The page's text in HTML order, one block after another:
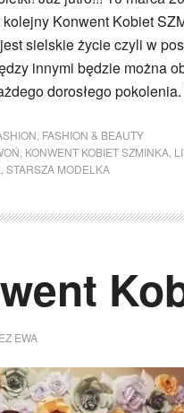
Konwent Kobiet
sielskie życie czyli w
innymi będzie można
dorosłego
FASHION & BEAUTY
KONWENT KOBIET SZMINKA
STARSZA MODELKA
EWA